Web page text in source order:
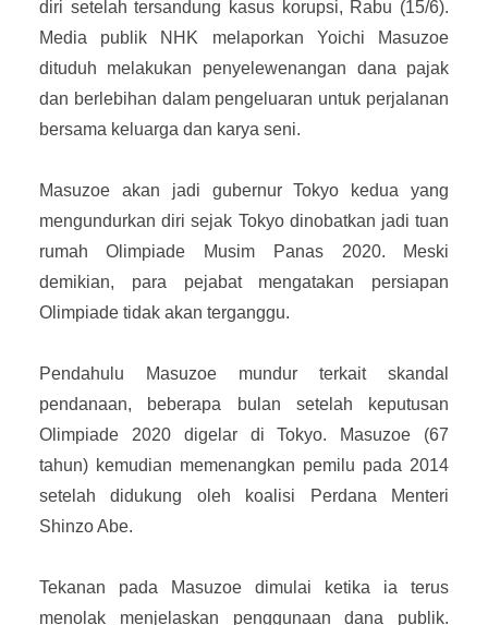
Kontak Kami
Sitemap
diri setelah tersandung kasus korupsi, Rabu (15/6).
Media publik NHK melaporkan Yoichi Masuzoe
dituduh melakukan penyelewenangan dana pajak
dan berlebihan dalam pengeluaran untuk perjalanan
bersama keluarga dan karya seni.
Masuzoe akan jadi gubernur Tokyo kedua yang
mengundurkan diri sejak Tokyo dinobatkan jadi tuan
rumah Olimpiade Musim Panas 2020. Meski
demikian, para pejabat mengatakan persiapan
Olimpiade tidak akan terganggu.
Pendahulu Masuzoe mundur terkait skandal
pendanaan, beberapa bulan setelah keputusan
Olimpiade 2020 digelar di Tokyo. Masuzoe (67
tahun) kemudian memenangkan pemilu pada 2014
setelah didukung oleh koalisi Perdana Menteri
Shinzo Abe.
Tekanan pada Masuzoe dimulai ketika ia terus
menolak menjelaskan penggunaan dana publik.